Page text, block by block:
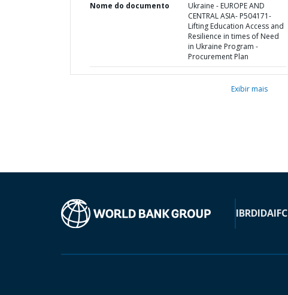
Nome do documento
Ukraine - EUROPE AND
CENTRAL ASIA- P504171-
Lifting Education Access and
Resilience in times of Need
in Ukraine Program -
Procurement Plan
Exibir mais
IBRDIDAIFC